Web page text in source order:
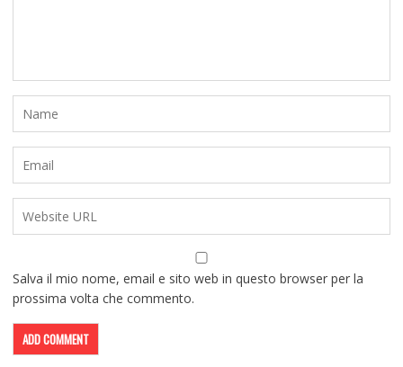
Salva il mio nome, email e sito web in questo browser per la
prossima volta che commento.